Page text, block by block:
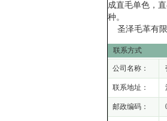
成直毛单色，
种。
圣泽毛革有限
联系方式
公司名称：
联系地址：
邮政编码：